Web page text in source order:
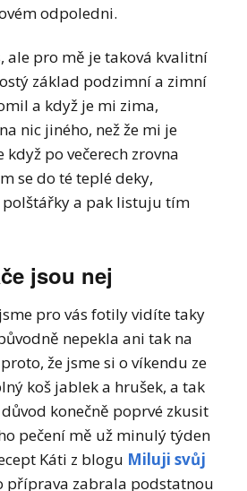
odpoledni.
ale pro mě je taková kvalitní
základ podzimní a zimní
a když je mi zima,
nic jiného, než že mi je
po večerech zrovna
se do té teplé deky,
a pak listuju tím
jsou nej
pro vás fotily vidíte taky
nepekla ani tak na
že jsme si o víkendu ze
koš jablek a hrušek, a tak
konečně poprvé zkusit
pečení mě už minulý týden
Káti z blogu Miluji svůj
příprava zabrala podstatnou